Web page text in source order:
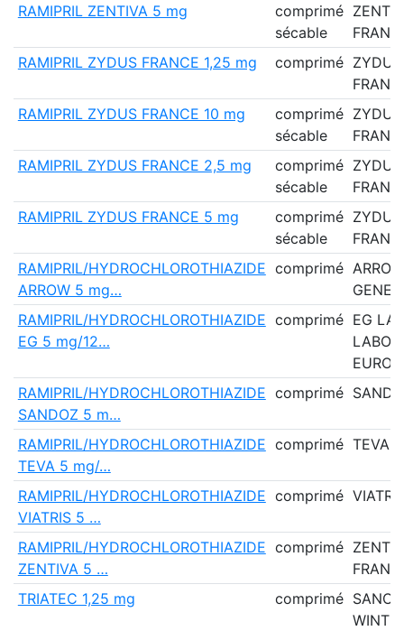
RAMIPRIL ZENTIVA 5 mg
comprimé
sécable
RAMIPRIL ZYDUS FRANCE 1,25 mg
comprimé ZYDUS
RAMIPRIL ZYDUS FRANCE 10 mg
comprimé
sécable
ZYDUS
RAMIPRIL ZYDUS FRANCE 2,5 mg
comprimé
sécable
ZYDUS
RAMIPRIL ZYDUS FRANCE 5 mg
comprimé
sécable
ZYDUS
RAMIPRIL/HYDROCHLOROTHIAZIDE
ARROW 5 mg…
comprimé ARROW
RAMIPRIL/HYDROCHLOROTHIAZIDE
EG 5 mg/12…
comprimé EG
RAMIPRIL/HYDROCHLOROTHIAZIDE
SANDOZ 5 m…
comprimé
RAMIPRIL/HYDROCHLOROTHIAZIDE
TEVA 5 mg/…
comprimé TEVA
RAMIPRIL/HYDROCHLOROTHIAZIDE
VIATRIS 5 …
comprimé
RAMIPRIL/HYDROCHLOROTHIAZIDE
ZENTIVA 5 …
comprimé
TRIATEC 1,25 mg
comprimé SANOFI